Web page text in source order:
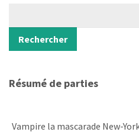
Rechercher
Résumé de parties
Vampire la mascarade New-